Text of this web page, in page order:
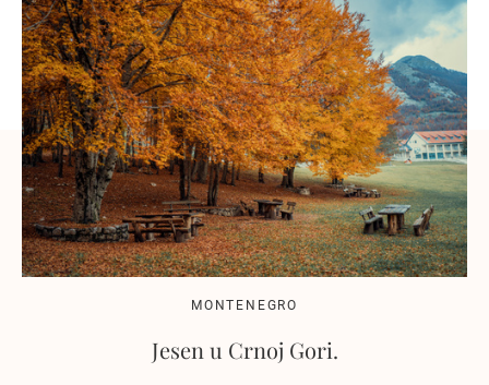
MONTENEGRO
Jesen u Crnoj Gori.